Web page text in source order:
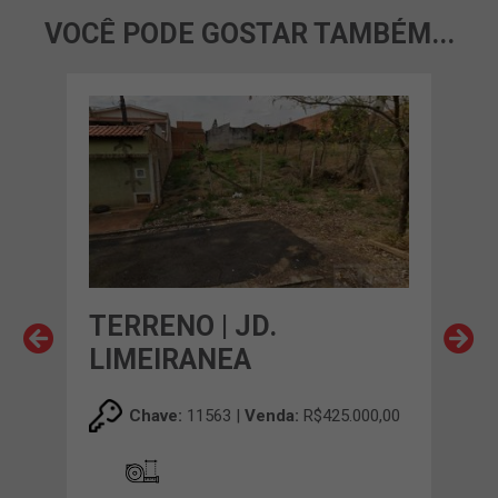
VOCÊ PODE GOSTAR TAMBÉM...
TERRENO | JD.
LIMEIRANEA
Chave: 11563 | Venda: R$425.000,00